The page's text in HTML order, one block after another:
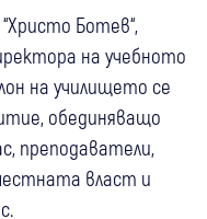
Ботев“,
на учебното
на училището се
обединяващо
преподаватели,
власт и